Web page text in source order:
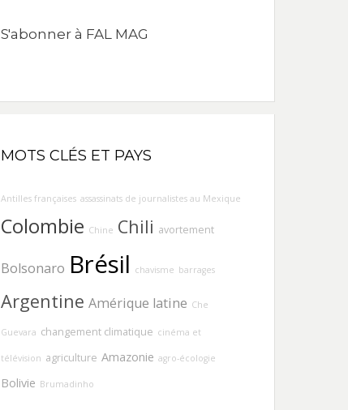
S'abonner à FAL MAG
MOTS CLÉS ET PAYS
Antilles françaises assassinats de journalistes au Mexique
Colombie Chine Chili avortement
Bolsonaro Brésil chavisme barrages
Argentine Amérique latine Che
Guevara changement climatique cinéma et
télévision agriculture Amazonie agro-écologie
Bolivie Brumadinho